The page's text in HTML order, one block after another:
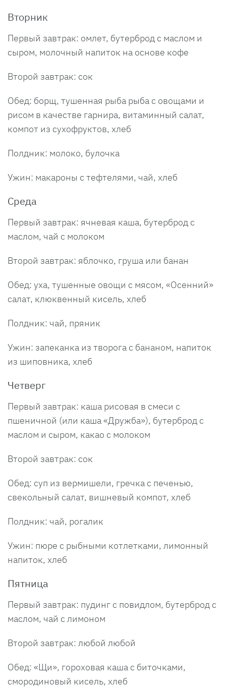
Вторник
Первый завтрак: омлет, бутерброд с маслом и
сыром, молочный напиток на основе кофе
Второй завтрак: сок
Обед: борщ, тушенная рыба рыба с овощами и
рисом в качестве гарнира, витаминный салат,
компот из сухофруктов, хлеб
Полдник: молоко, булочка
Ужин: макароны с тефтелями, чай, хлеб
Среда
Первый завтрак: ячневая каша, бутерброд с
маслом, чай с молоком
Второй завтрак: яблочко, груша или банан
Обед: уха, тушенные овощи с мясом, «Осенний»
салат, клюквенный кисель, хлеб
Полдник: чай, пряник
Ужин: запеканка из творога с бананом, напиток
из шиповника, хлеб
Четверг
Первый завтрак: каша рисовая в смеси с
пшеничной (или каша «Дружба»), бутерброд с
маслом и сыром, какао с молоком
Второй завтрак: сок
Обед: суп из вермишели, гречка с печенью,
свекольный салат, вишневый компот, хлеб
Полдник: чай, рогалик
Ужин: пюре с рыбными котлетками, лимонный
напиток, хлеб
Пятница
Первый завтрак: пудинг с повидлом, бутерброд с
маслом, чай с лимоном
Второй завтрак: любой любой
Обед: «Щи», гороховая каша с биточками,
смородиновый кисель, хлеб